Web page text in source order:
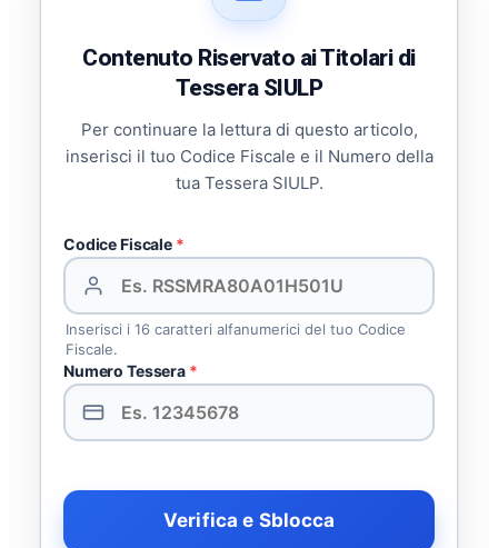
Contenuto Riservato ai Titolari di
Tessera SIULP
Per continuare la lettura di questo articolo,
inserisci il tuo Codice Fiscale e il Numero della
tua Tessera SIULP.
Codice Fiscale *
Inserisci i 16 caratteri alfanumerici del tuo Codice
Fiscale.
Numero Tessera *
Verifica e Sblocca